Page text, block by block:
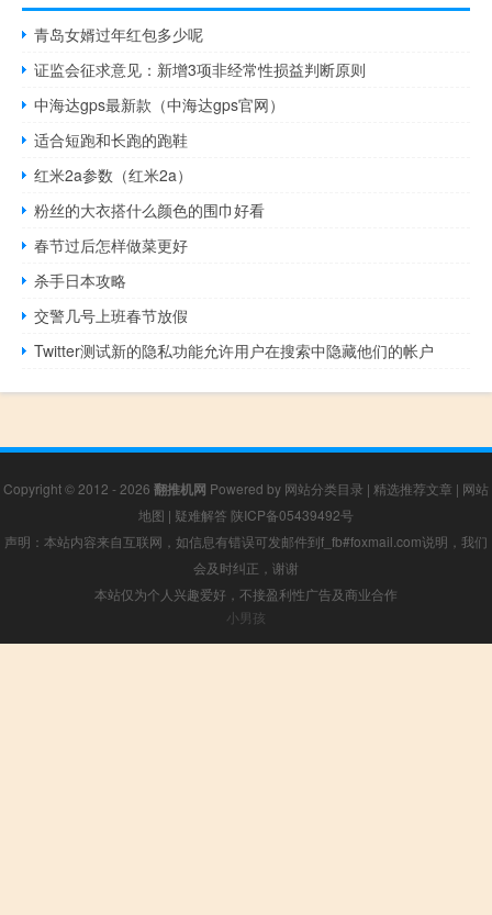
青岛女婿过年红包多少呢
证监会征求意见：新增3项非经常性损益判断原则
中海达gps最新款（中海达gps官网）
适合短跑和长跑的跑鞋
红米2a参数（红米2a）
粉丝的大衣搭什么颜色的围巾好看
春节过后怎样做菜更好
杀手日本攻略
交警几号上班春节放假
Twitter测试新的隐私功能允许用户在搜索中隐藏他们的帐户
Copyright © 2012 - 2026 翻推机网 Powered by 网站分类目录 | 精选推荐文章 | 网站
地图 | 疑难解答 陕ICP备05439492号
声明：本站内容来自互联网，如信息有错误可发邮件到f_fb#foxmail.com说明，我们
会及时纠正，谢谢
本站仅为个人兴趣爱好，不接盈利性广告及商业合作
小男孩